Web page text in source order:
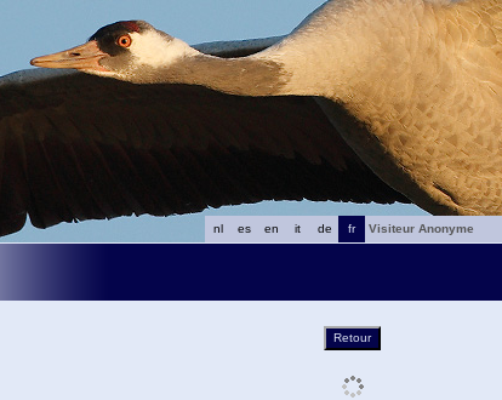
fr
de
it
en
es
nl
Visiteur Anonyme